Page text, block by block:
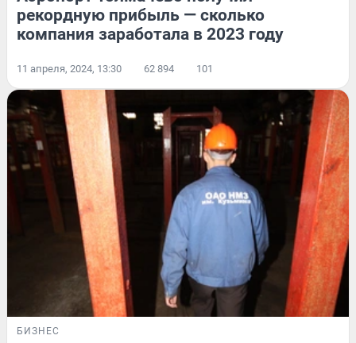
рекордную прибыль — сколько
компания заработала в 2023 году
11 апреля, 2024, 13:30 62 894 101
БИЗНЕС